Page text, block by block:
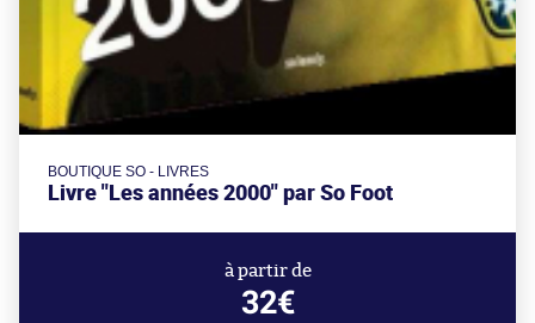
BOUTIQUE SO - LIVRES
Livre "Les années 2000" par So Foot
à partir de
32€